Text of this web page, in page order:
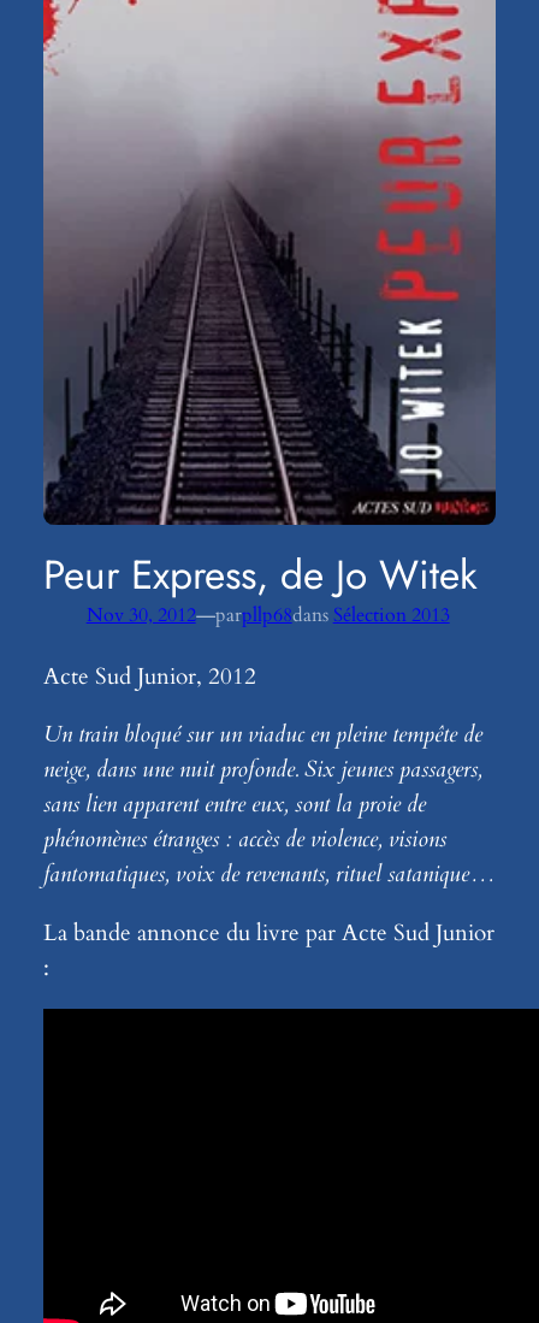
Peur Express, de Jo Witek
Nov 30, 2012—parpllp68dans Sélection 2013
Acte Sud Junior, 2012
Un train bloqué sur un viaduc en pleine tempête de
neige, dans une nuit profonde. Six jeunes passagers,
sans lien apparent entre eux, sont la proie de
phénomènes étranges : accès de violence, visions
fantomatiques, voix de revenants, rituel satanique…
La bande annonce du livre par Acte Sud Junior
: